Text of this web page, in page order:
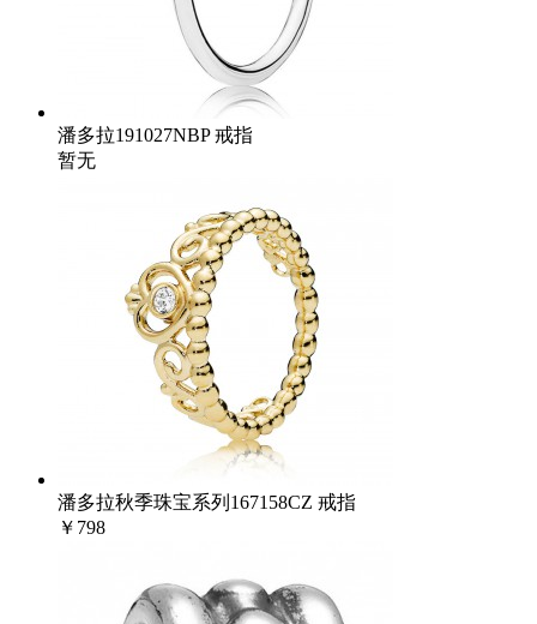
潘多拉191027NBP 戒指
暂无
潘多拉秋季珠宝系列167158CZ 戒指
￥798